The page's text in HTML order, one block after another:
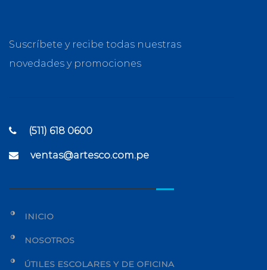
Suscríbete y recibe todas nuestras
novedades y promociones
(511) 618 0600
ventas@artesco.com.pe
INICIO
NOSOTROS
ÚTILES ESCOLARES Y DE OFICINA